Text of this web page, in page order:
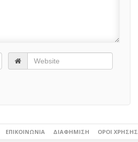
ΕΠΙΚΟΙΝΩΝΊΑ ΔΙΑΦΉΜΙΣΗ ΌΡΟΙ ΧΡΉΣΗΣ